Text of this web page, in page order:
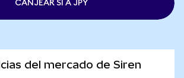
CANJEAR SI A JPY
del mercado de Siren